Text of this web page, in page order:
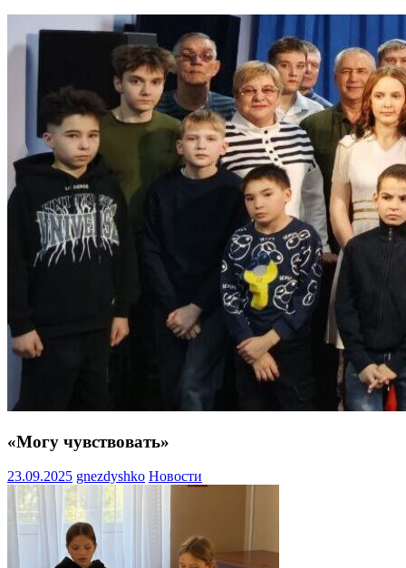
«Могу чувствовать»
23.09.2025 gnezdyshko Новости